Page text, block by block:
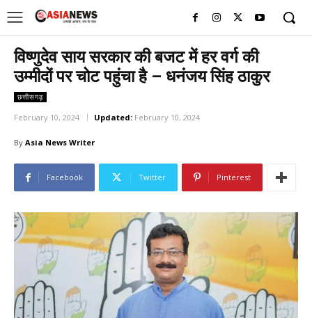
विष्णुदेव साय सरकार की बजट में हर वर्ग की
उम्मीदों पर चोट पहुंचा है – धनंजय सिंह ठाकुर
छत्तीसगढ़
February 10, 2024 Updated: February 10, 2024
By Asia News Writer
Facebook Twitter Pinterest